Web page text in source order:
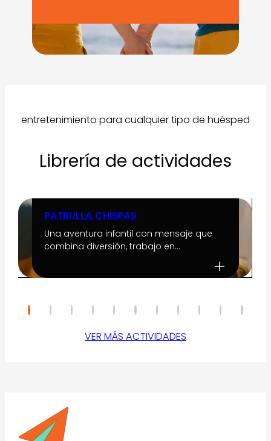
entretenimiento para cualquier tipo de huésped
Librería de actividades
PATRULLA CHISPAS
Una aventura infantil con mensaje que
combina diversión, trabajo en…
VER MÁS ACTIVIDADES